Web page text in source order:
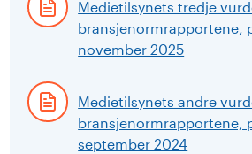
Medietilsynets tredje
bransjenormrapportene,
november 2025
Medietilsynets andre
bransjenormrapportene,
september 2024